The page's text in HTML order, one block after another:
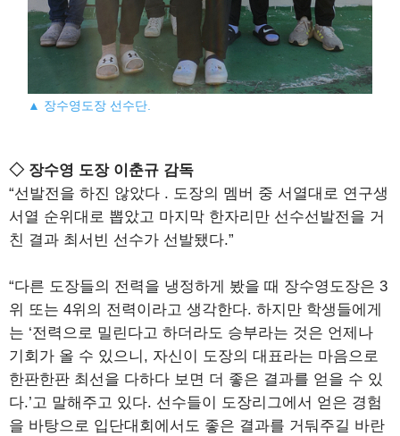
▲ 장수영도장 선수단.
◇ 장수영 도장 이춘규 감독
“선발전을 하진 않았다 . 도장의 멤버 중 서열대로 연구생
서열 순위대로 뽑았고 마지막 한자리만 선수선발전을 거
친 결과 최서빈 선수가 선발됐다.”
“다른 도장들의 전력을 냉정하게 봤을 때 장수영도장은 3
위 또는 4위의 전력이라고 생각한다. 하지만 학생들에게
는 ‘전력으로 밀린다고 하더라도 승부라는 것은 언제나
기회가 올 수 있으니, 자신이 도장의 대표라는 마음으로
한판한판 최선을 다하다 보면 더 좋은 결과를 얻을 수 있
다.’고 말해주고 있다. 선수들이 도장리그에서 얻은 경험
을 바탕으로 입단대회에서도 좋은 결과를 거둬주길 바란